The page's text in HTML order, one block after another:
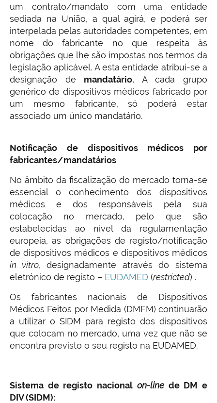
um contrato/mandato com uma entidade
sediada na União, a qual agirá, e poderá ser
interpelada pelas autoridades competentes, em
nome do fabricante no que respeita às
obrigações que lhe são impostas nos termos da
legislação aplicável. A esta entidade atribui-se a
designação de mandatário. A cada grupo
genérico de dispositivos médicos fabricado por
um mesmo fabricante, só poderá estar
associado um único mandatário.
Notificação de dispositivos médicos por
fabricantes/mandatários
No âmbito da fiscalização do mercado torna-se
essencial o conhecimento dos dispositivos
médicos e dos responsáveis pela sua
colocação no mercado, pelo que são
estabelecidas ao nível da regulamentação
europeia, as obrigações de registo/notificação
de dispositivos médicos e dispositivos médicos
in vitro, designadamente através do sistema
eletrónico de registo – EUDAMED (restricted) .
Os fabricantes nacionais de Dispositivos
Médicos Feitos por Medida (DMFM) continuarão
a utilizar o SIDM para registo dos dispositivos
que colocam no mercado, uma vez que não se
encontra previsto o seu registo na EUDAMED.
Sistema de registo nacional on-line de DM e
DIV (SIDM):